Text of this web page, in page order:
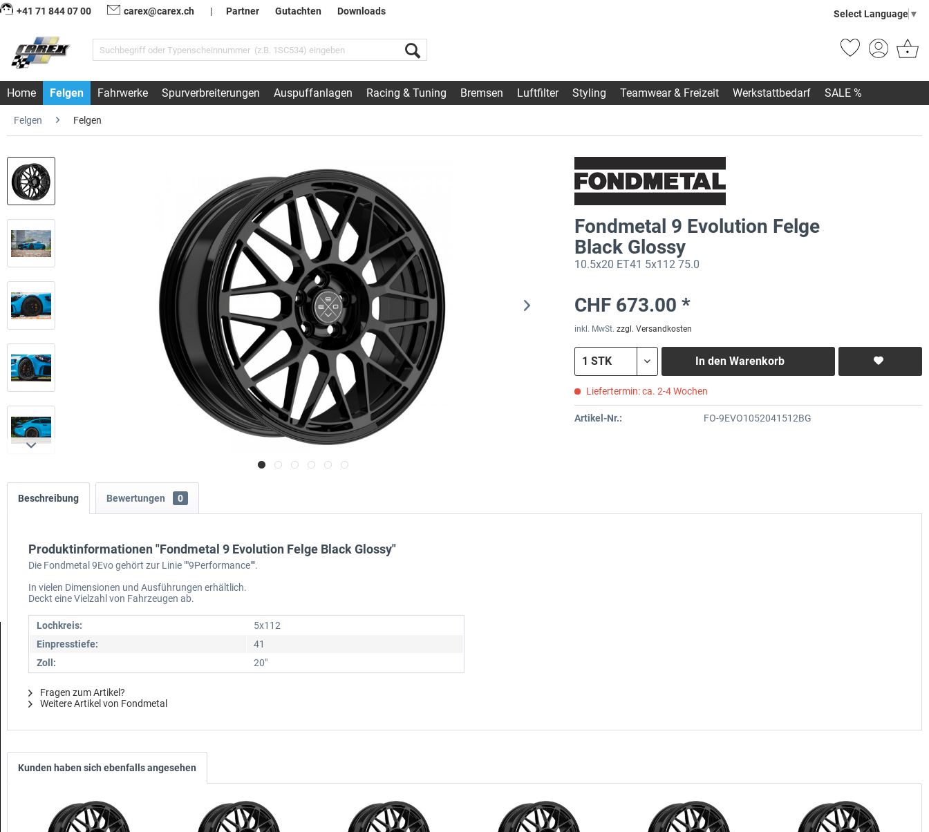
+41 71 844 07 00 carex@carex.ch | Partner Gutachten Downloads Select Language ▼
Home Felgen Fahrwerke Spurverbreiterungen Auspuffanlagen Racing & Tuning Bremsen Luftfilter Styling Teamwear & Freizeit Werkstattbedarf SALE %
Felgen Felgen
Fondmetal 9 Evolution Felge
Black Glossy
10.5x20 ET41 5x112 75.0
CHF 673.00 *
inkl. MwSt. zzgl. Versandkosten
In den Warenkorb
Liefertermin: ca. 2-4 Wochen
Artikel-Nr.: FO-9EVO1052041512BG
Beschreibung Bewertungen 0
Produktinformationen "Fondmetal 9 Evolution Felge Black Glossy"
Die Fondmetal 9Evo gehört zur Linie ""9Performance"".
In vielen Dimensionen und Ausführungen erhältlich.
Deckt eine Vielzahl von Fahrzeugen ab.
Lochkreis:
5x112
Einpresstiefe:
41
Zoll:
20"
Fragen zum Artikel?
Weitere Artikel von Fondmetal
Kunden haben sich ebenfalls angesehen